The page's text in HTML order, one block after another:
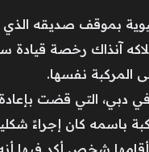
صديقه الذي
لعدم امتلاكه آنذاك رخصة
المركبة نفسها.
كان إجراءً شكلياً